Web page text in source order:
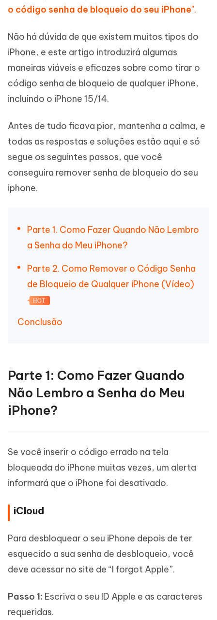
o código senha de bloqueio do seu iPhone".
Não há dúvida de que existem muitos tipos do
iPhone, e este artigo introduzirá algumas
maneiras viáveis e eficazes sobre como tirar o
código senha de bloqueio de qualquer iPhone,
incluindo o iPhone 15/14.
Antes de tudo ficava pior, mantenha a calma, e
todas as respostas e soluções estão aqui e só
segue os seguintes passos, que você
conseguira remover senha de bloqueio do seu
iphone.
Parte 1. Como Fazer Quando Não Lembro
a Senha do Meu iPhone?
Parte 2. Como Remover o Código Senha
de Bloqueio de Qualquer iPhone (Vídeo)
HOT
Conclusão
Parte 1: Como Fazer Quando
Não Lembro a Senha do Meu
iPhone?
Se você inserir o código errado na tela
bloqueada do iPhone muitas vezes, um alerta
informará que o iPhone foi desativado.
iCloud
Para desbloquear o seu iPhone depois de ter
esquecido a sua senha de desbloqueio, você
deve acessar no site de “I forgot Apple”.
Passo 1: Escriva o seu ID Apple e as caracteres
requeridas.